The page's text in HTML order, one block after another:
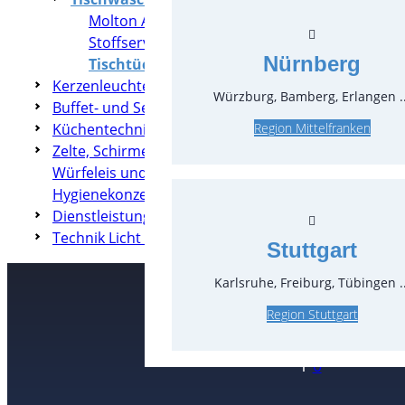
Molton Auflagen
Stoffservietten Mundservietten
Tischtücher
Kerzenleuchter & Dekoration
Buffet- und Servierzubehör
Küchentechnik
Zelte, Schirme, Heizung & Co
Würfeleis und Crushed-Eis
Hygienekonzepte
Dienstleistungen
Technik Licht & Ton
Kontakt
T0
Nürnberg
Würzburg, Bamberg, Erlangen
Region Mittelfranken
Stuttgart
Karlsruhe, Freiburg, Tübingen
Region Stuttgart